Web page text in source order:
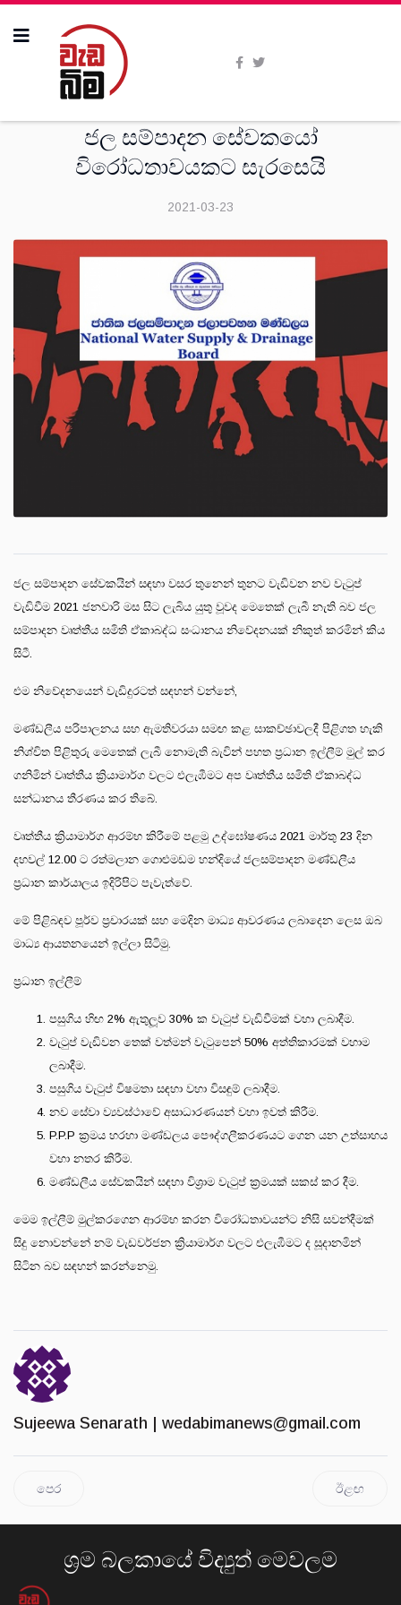
ජල සම්පාදන සේවකයෝ
විරෝධතාවයකට සැරසෙයි
2021-03-23
ජල සම්පාදන සේවකයින් සඳහා වසර තුනෙන් තුනට වැඩිවන නව වැටුප්
වැඩිවීම 2021 ජනවාරි මස සිට ලැබිය යුතු වූවද මෙතෙක් ලැබී නැති බව ජල
සම්පාදන වෘත්තීය සමිති ඒකාබද්ධ සංධානය නිවේදනයක් නිකුත් කරමින් කිය
සිටී.
එම නිවේදනයෙන් වැඩිදුරටත් සඳහන් වන්නේ,
මණ්ඩලීය පරිපාලනය සහ ඇමතිවරයා සමඟ කළ සාකච්ඡාවලදී පිළිගත හැකි
නිශ්චිත පිළිතුරු මෙතෙක් ලැබී නොමැති බැවින් පහත ප්‍රධාන ඉල්ලීම් මුල් කර
ගනිමින් වෘත්තීය ක්‍රියාමාර්ග වලට එලැඹීමට අප වෘත්තීය සමිති ඒකාබද්ධ
සන්ධානය තීරණය කර තිබේ.
වෘත්තීය ක්‍රියාමාර්ග ආරම්භ කිරීමේ පළමු උද්ඝෝෂණය 2021 මාර්තු 23 දින
දහවල් 12.00 ට රත්මලාන ගොළුමඩම හන්දියේ ජලසම්පාදන මණ්ඩලීය
ප්‍රධාන කාර්යාලය ඉදිරිපිට පැවැත්වේ.
මේ පිළිබඳව පූර්ව ප්‍රචාරයක් සහ මෙදින මාධ්‍ය ආවරණය ලබාදෙන ලෙස ඔබ
මාධ්‍ය ආයතනයෙන් ඉල්ලා සිටිමු.
ප්‍රධාන ඉල්ලීම්
පසුගිය හිඟ 2% ඇතුලූව 30% ක වැටුප් වැඩිවීමක් වහා ලබාදීම.
වැටුප් වැඩිවන තෙක් වත්මන් වැටුපෙන් 50% අත්තිකාරමක් වහාම
ලබාදීම.
පසුගිය වැටුප් විෂමතා සඳහා වහා විසඳුම් ලබාදීම.
නව සේවා ව්‍යවස්ථාවේ අසාධාරණයන් වහා ඉවත් කිරීම.
P.P.P ක‍්‍රමය හරහා මණ්ඩලය පෞද්ගලීකරණයට ගෙන යන උත්සාහය
වහා නතර කිරීම.
මණ්ඩලීය සේවකයින් සඳහා විශ්‍රාම වැටුප් ක්‍රමයක් සකස් කර දීම.
මෙම ඉල්ලීම් මුල්කරගෙන ආරම්භ කරන විරෝධතාවයන්ට නිසි සවන්දීමක්
සිදු නොවන්නේ නම් වැඩවර්ජන ක්‍රියාමාර්ග වලට එලැඹීමට ද සූදානමින්
සිටින බව සඳහන් කරන්නෙමු.
Sujeewa Senarath | wedabimanews@gmail.com
පෙර ඊළඟ
ශ්‍රම බලකායේ විද්‍යුත් මෙවලම